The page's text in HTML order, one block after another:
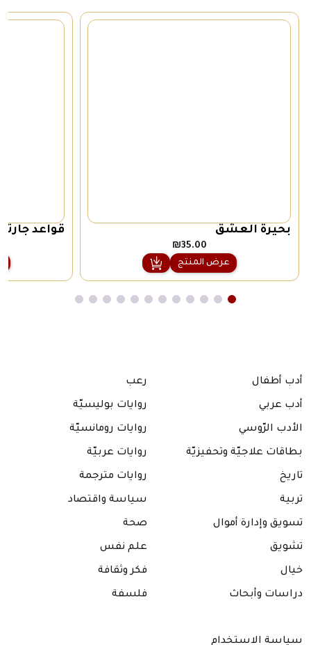
بحيرة العشق
₪35.00
عرض المنتج
قواعد
أدب أطفال
أدب عربي
الأدب الرّوسي
بطاقات علاجيّة وتحفيزيّة
تاريخ
تربية
تسويق وإدارة أموال
تشويق
خيال
دراسات وأبحاث
رعب
روايات بوليسيّة
روايات رومانسيّة
روايات عربيّة
روايات مترجمة
سياسة واقتصاد
صحة
علم نفس
فكر وثقافة
فلسفة
سياسة الاستخدام